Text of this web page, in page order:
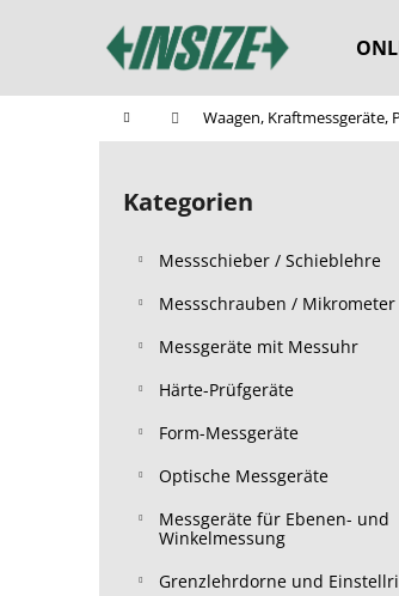
StartseiteWaagen, Kraftmessgeräte,
S
Kategorien
überspringen
Kategorien
Messschieber / Schieblehre
Messschrauben / Mikrometer
Messgeräte mit Messuhr
Härte-Prüfgeräte
Form-Messgeräte
Optische Messgeräte
Messgeräte für Ebenen- und
Winkelmessung
Grenzlehrdorne und
e
Zurück
zum
Zurück
zum